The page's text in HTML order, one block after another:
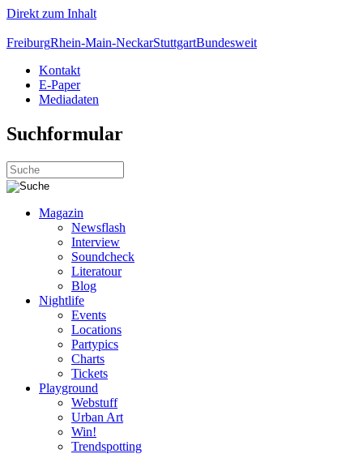
Direkt zum Inhalt
FreiburgRhein-Main-NeckarStuttgartBundesweit
Kontakt
E-Paper
Mediadaten
Suchformular
Magazin
Newsflash
Interview
Soundcheck
Literatour
Blog
Nightlife
Events
Locations
Partypics
Charts
Tickets
Playground
Webstuff
Urban Art
Win!
Trendspotting